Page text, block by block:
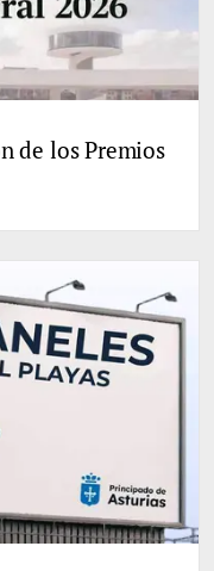
de los Premios